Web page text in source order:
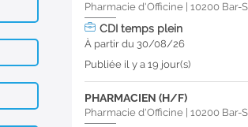
Pharmacie d'Officine |10200 Bar-
CDItemps plein
À partir du 30/08/26
Publiée il y a 19 jour(s)
PHARMACIEN (H/F)
Pharmacie d'Officine |10200 Bar-